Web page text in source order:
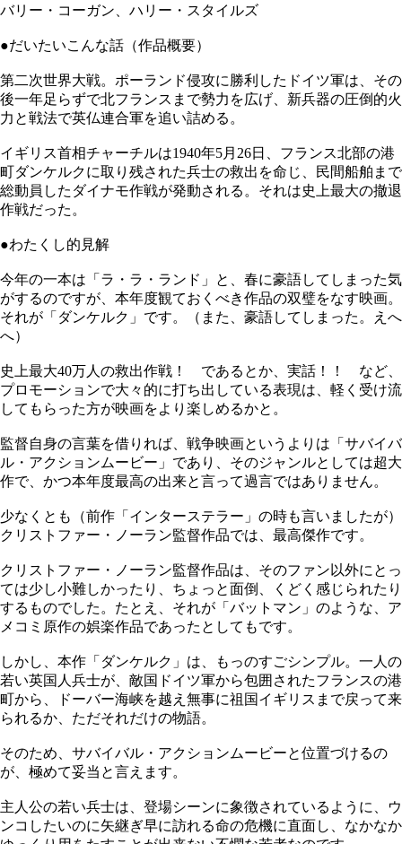
バリー・コーガン、ハリー・スタイルズ
●だいたいこんな話（作品概要）
第二次世界大戦。ポーランド侵攻に勝利したドイツ軍は、その
後一年足らずで北フランスまで勢力を広げ、新兵器の圧倒的火
力と戦法で英仏連合軍を追い詰める。
イギリス首相チャーチルは1940年5月26日、フランス北部の港
町ダンケルクに取り残された兵士の救出を命じ、民間船舶まで
総動員したダイナモ作戦が発動される。それは史上最大の撤退
作戦だった。
●わたくし的見解
今年の一本は「ラ・ラ・ランド」と、春に豪語してしまった気
がするのですが、本年度観ておくべき作品の双璧をなす映画。
それが「ダンケルク」です。（また、豪語してしまった。えへ
へ）
史上最大40万人の救出作戦！ であるとか、実話！！ など、
プロモーションで大々的に打ち出している表現は、軽く受け流
してもらった方が映画をより楽しめるかと。
監督自身の言葉を借りれば、戦争映画というよりは「サバイバ
ル・アクションムービー」であり、そのジャンルとしては超大
作で、かつ本年度最高の出来と言って過言ではありません。
少なくとも（前作「インターステラー」の時も言いましたが）
クリストファー・ノーラン監督作品では、最高傑作です。
クリストファー・ノーラン監督作品は、そのファン以外にとっ
ては少し小難しかったり、ちょっと面倒、くどく感じられたり
するものでした。たとえ、それが「バットマン」のような、ア
メコミ原作の娯楽作品であったとしてもです。
しかし、本作「ダンケルク」は、もっのすごシンプル。一人の
若い英国人兵士が、敵国ドイツ軍から包囲されたフランスの港
町から、ドーバー海峡を越え無事に祖国イギリスまで戻って来
られるか、ただそれだけの物語。
そのため、サバイバル・アクションムービーと位置づけるの
が、極めて妥当と言えます。
主人公の若い兵士は、登場シーンに象徴されているように、ウ
ンコしたいのに矢継ぎ早に訪れる命の危機に直面し、なかなか